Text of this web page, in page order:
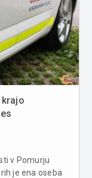
v Pomurju
je ena oseba